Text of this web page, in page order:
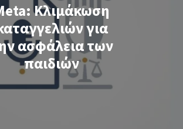
Κλιμάκωση
για
ασφάλεια των
παιδιών